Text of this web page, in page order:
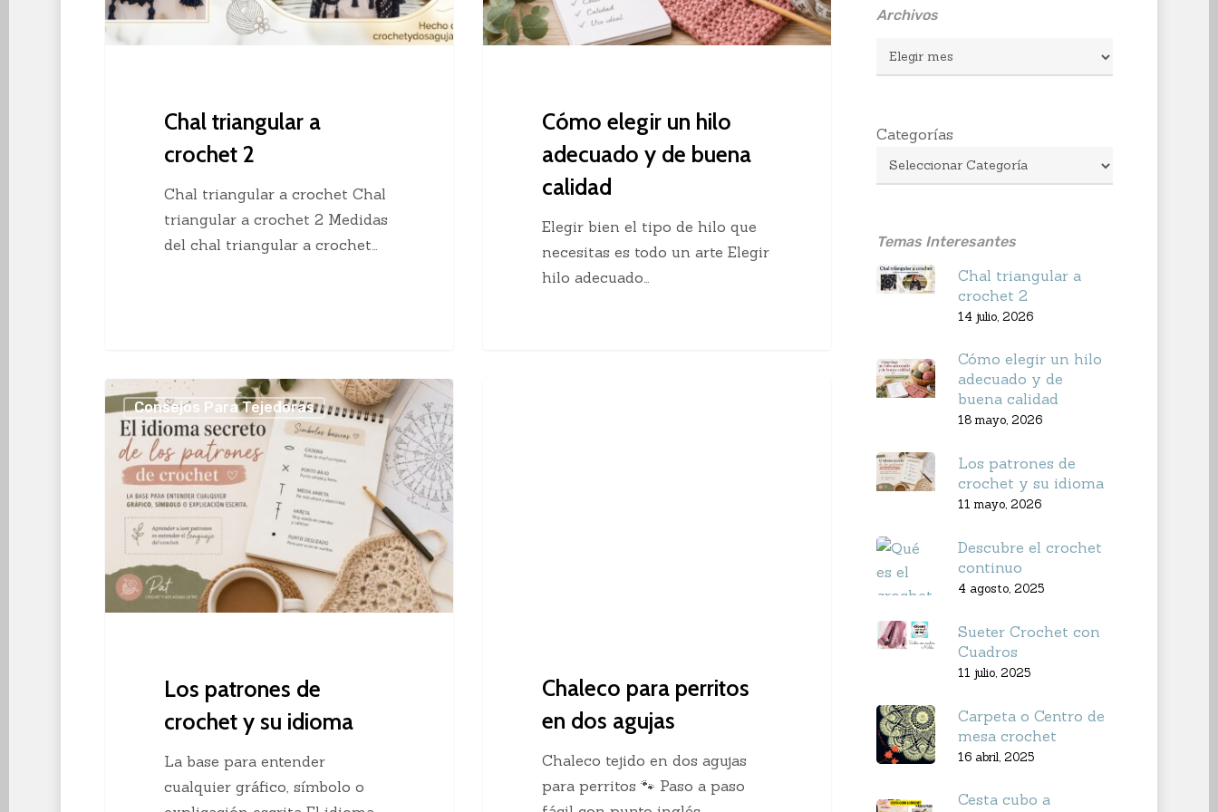
Chal triangular a
crochet 2
Chal triangular a crochet Chal
triangular a crochet 2 Medidas
del chal triangular a crochet…
calidad
Cómo elegir un hilo
adecuado y de buena
calidad
Elegir bien el tipo de hilo que
necesitas es todo un arte Elegir
hilo adecuado…
Los
patrones
de
crochet
idioma
Consejos Para Tejedoras
Los patrones de
crochet y su idioma
La base para entender
cualquier gráfico, símbolo o
Chaleco para perritos
en dos agujas
Chaleco tejido en dos agujas
para perritos 🐾 Paso a paso
Archivos
Archivos
Categorías
Temas Interesantes
Chal triangular a
crochet 2
14 julio, 2026
Cómo elegir un hilo
adecuado y de
buena calidad
18 mayo, 2026
Los patrones de
crochet y su idioma
11 mayo, 2026
Descubre el crochet
continuo
4 agosto, 2025
Sueter Crochet con
Cuadros
11 julio, 2025
Carpeta o Centro de
mesa crochet
16 abril, 2025
Cesta cubo a